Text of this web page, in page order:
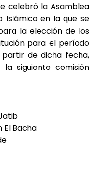
celebró la Asamblea
Islámico en la que se
la elección de los
para el período
partir de dicha fecha,
la siguiente comisión
El Bacha